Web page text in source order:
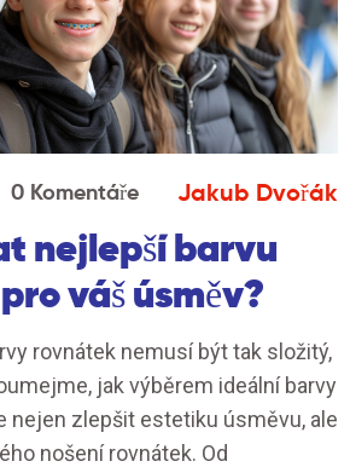
0 Komentáře Jakub Dvořák
nejlepší barvu
váš úsměv?
rovnátek nemusí být tak složitý,
jak výběrem ideální barvy
nejen zlepšit estetiku úsměvu, ale
nošení rovnátek. Od